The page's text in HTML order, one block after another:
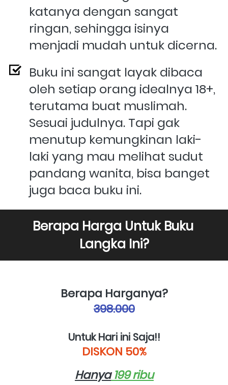
katanya dengan sangat
ringan, sehingga isinya
menjadi mudah untuk dicerna.
Buku ini sangat layak dibaca
oleh setiap orang idealnya 18+,
terutama buat muslimah.
Sesuai judulnya. Tapi gak
menutup kemungkinan laki-
laki yang mau melihat sudut
pandang wanita, bisa banget
juga baca buku ini.
Berapa Harga Untuk Buku
Langka Ini?
Berapa Harganya?
398.000
Untuk Hari ini Saja!!
DISKON 50%
Hanya 199 ribu